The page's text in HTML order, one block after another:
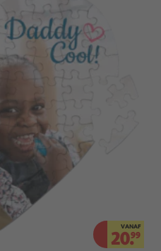
VANAF
20.99